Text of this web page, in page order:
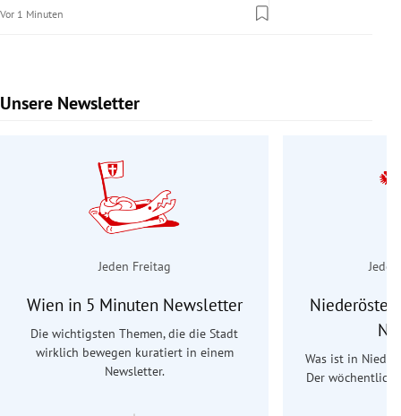
Vor 1 Minuten
Unsere Newsletter
Slide 1 von 9
Jeden Freitag
Wien in 5 Minuten Newsletter
Die wichtigsten Themen, die die Stadt
wirklich bewegen kuratiert in einem
Newsletter.
Was ist in
Der